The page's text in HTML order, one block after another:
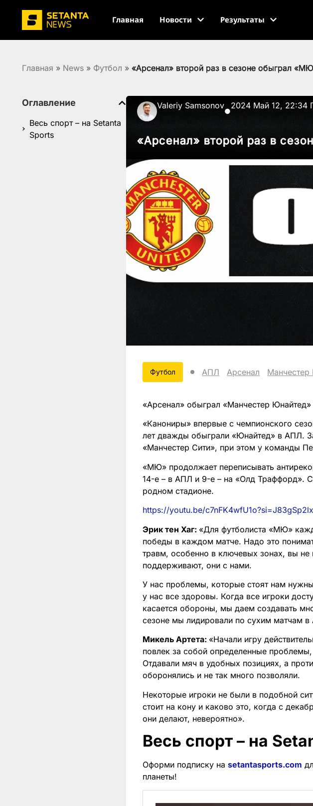
Главная Новости Результаты
Главная » News » Футбол » «Арсенал» второй раз в сезоне обыграл
Оглавление
Весь спорт – на Setanta
Sports
Valeriy Samsonov
●
2024 Май 12, 22:34
«Арсенал» второй раз в
Футбол АПЛ Арсенал Манчестер
«Арсенал» обыграл «Манчестер
«Канониры» впервые с чемпионского
лет дважды обыграли «Юнайтед» в АПЛ.
«Манчестер Сити», при этом у команды
«МЮ» продолжает переписывать
14-е – в АПЛ и 9-е – на «Олд Траффорд».
родном стадионе.
https://youtu.be/
Эрик тен Хаг: «Для футболиста «МЮ»
победы в каждом матче. Надо это
травм, особенно в ключевых зонах, вы не
поддерживают, они с нами.
У нас проблемы, которые стоят нам
у нас все здоровы. Когда все игроки
касается обороны, мы даем создавать
сезоне мы лидировали по сухим матчам
Микель Артета: «Начали игру
повлек за собой определенные
Отдавали мяч в удобных позициях, а
оборонялись и не так много позволяли.
Некоторые игроки не были в подобной
стоит на кону и каково это, когда с
они делают, невероятно».
Весь спорт – на
Оформи подписку наsetantasports.com
планеты!